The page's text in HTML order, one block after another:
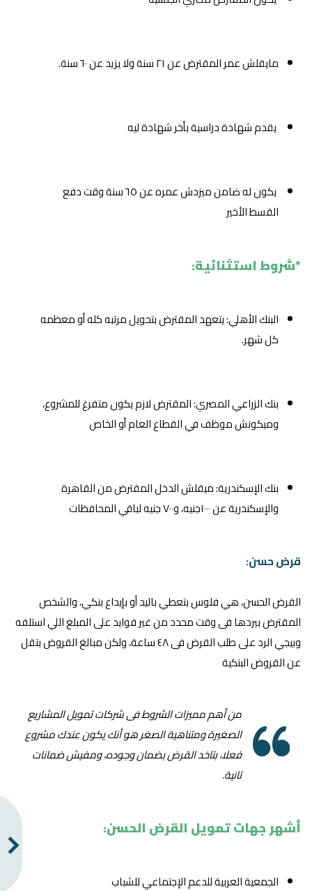
مايقلش عمر المقترض عن ٢١ سنة ولا يزيد عن ٦٠ سنة.
يقدم شهادة دراسية بأخر شهادة ليه
يكون له ضامن ميزدش عمره عن ٦٥ سنة وقت دفع
القسط الأخير
*شروط استثنائية:
البنك الأهلي: يتعهد المقترض بتحويل مرتبه كله أو معظمه
كل شهر.
بنك الزراعي المصري: المقترض لازم يكون متفرغ للمشروع،
وميكونش موظف في القطاع العام أو الخاص
بنك الإسكندرية: ميقلش الدخل المقترض من القاهرة
والإسكندرية عن ١٠٠٠جنيه، و٧٠٠ جنيه لباقي المحافظات
قرض حسن:
القرض الحسن، هي فلوس بتعطي باليد أو بإيداع بنكي، والشخص
المقترض بيردها فى وقت محدد من غير فوايد على المبلغ اللي استلفه
وبيجي الرد على طلب القرض فى ٤٨ ساعة، ولكن مبالغ القروض بتقل
عن القروض البنكية
من أهم مميزات الشروط فى شركات تمويل المشاريع
الصغيرة ومتناهية الصغر هو أنك يكون عندك مشروع
فعلا، بتاخد القرض بضمان وجوده، ومفيش ضمانات
تانية.
أشهر جهات تمويل القرض الحسن:
الجمعية العربية للدعم الإجتماعي للشباب